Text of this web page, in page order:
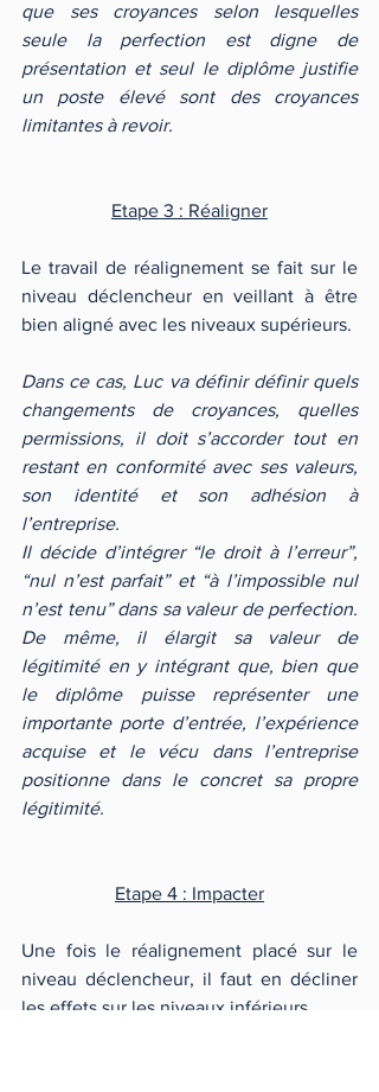
que ses croyances selon lesquelles
seule la perfection est digne de
présentation et seul le diplôme justifie
un poste élevé sont des croyances
limitantes à revoir.
Etape 3 : Réaligner
Le travail de réalignement se fait sur le
niveau déclencheur en veillant à être
bien aligné avec les niveaux supérieurs.
Dans ce cas, Luc va définir définir quels
changements de croyances, quelles
permissions, il doit s’accorder tout en
restant en conformité avec ses valeurs,
son identité et son adhésion à
l’entreprise.
Il décide d’intégrer “le droit à l’erreur”,
“nul n’est parfait” et “à l’impossible nul
n’est tenu” dans sa valeur de perfection.
De même, il élargit sa valeur de
légitimité en y intégrant que, bien que
le diplôme puisse représenter une
importante porte d’entrée, l’expérience
acquise et le vécu dans l’entreprise
positionne dans le concret sa propre
légitimité.
Etape 4 : Impacter
Une fois le réalignement placé sur le
niveau déclencheur, il faut en décliner
les effets sur les niveaux inférieurs.